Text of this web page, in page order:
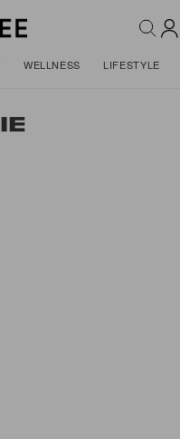
WELLNESS LIFESTYLE